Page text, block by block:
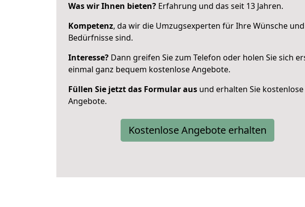
Was wir Ihnen bieten? Erfahrung und das seit 13 Jahren.
Kompetenz, da wir die Umzugsexperten für Ihre Wünsche und
Bedürfnisse sind.
Interesse? Dann greifen Sie zum Telefon oder holen Sie sich
einmal ganz bequem kostenlose Angebote.
Füllen Sie jetzt das Formular aus und erhalten Sie kostenlose
Angebote.
Kostenlose Angebote erhalten